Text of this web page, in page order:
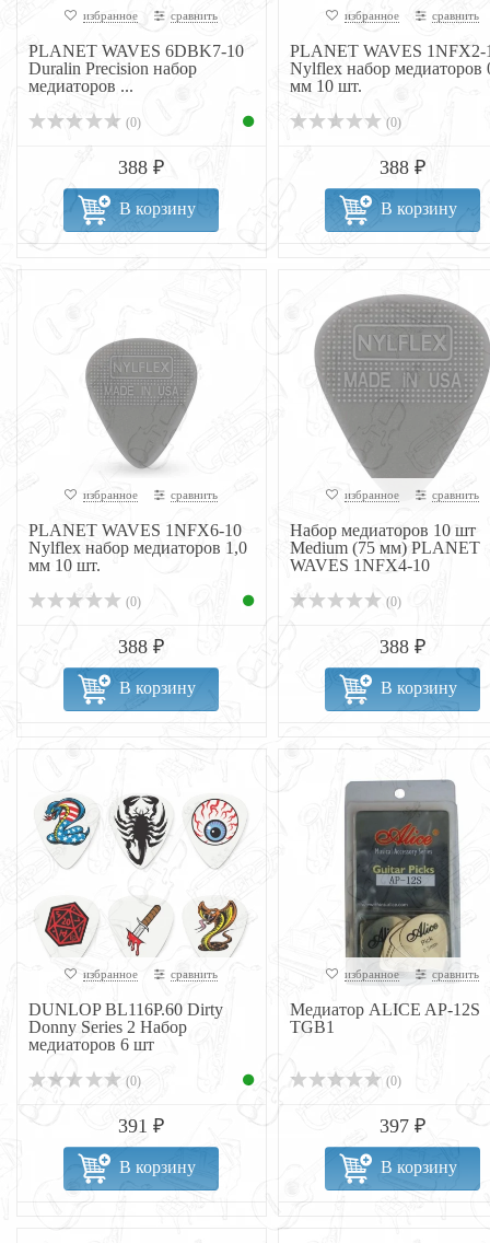
избранное сравнить
PLANET WAVES 6DBK7-10
Duralin Precision набор
медиаторов ...
(0)
388 ₽
В корзину
избранное сравнить
PLANET WAVES 1NFX2-
Nylflex набор медиаторов
мм 10 шт.
(0)
388 ₽
В корзину
избранное сравнить
PLANET WAVES 1NFX6-10
Nylflex набор медиаторов 1,0
мм 10 шт.
(0)
388 ₽
В корзину
избранное сравнить
Набор медиаторов 10 шт
Medium (75 мм) PLANET
WAVES 1NFX4-10
(0)
388 ₽
В корзину
избранное сравнить
DUNLOP BL116P.60 Dirty
Donny Series 2 Набор
медиаторов 6 шт
(0)
391 ₽
В корзину
избранное сравнить
Медиатор ALICE AP-12S
TGB1
(0)
397 ₽
В корзину